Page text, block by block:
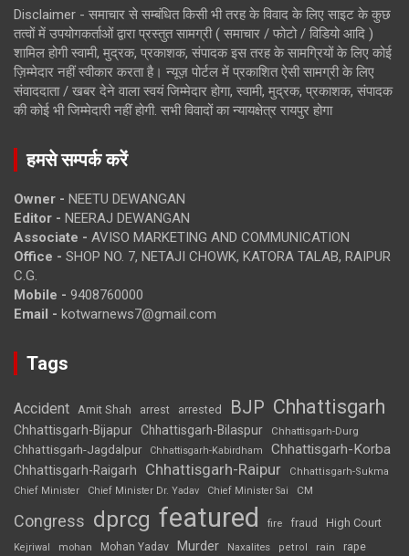
Disclaimer - समाचार से सम्बंधित किसी भी तरह के विवाद के लिए साइट के कुछ
तत्वों में उपयोगकर्ताओं द्वारा प्रस्तुत सामग्री ( समाचार / फोटो / विडियो आदि )
शामिल होगी स्वामी, मुद्रक, प्रकाशक, संपादक इस तरह के सामग्रियों के लिए कोई
ज़िम्मेदार नहीं स्वीकार करता है। न्यूज़ पोर्टल में प्रकाशित ऐसी सामग्री के लिए
संवाददाता / खबर देने वाला स्वयं जिम्मेदार होगा, स्वामी, मुद्रक, प्रकाशक, संपादक
की कोई भी जिम्मेदारी नहीं होगी. सभी विवादों का न्यायक्षेत्र रायपुर होगा
हमसे सम्पर्क करें
Owner - NEETU DEWANGAN
Editor - NEERAJ DEWANGAN
Associate - AVISO MARKETING AND COMMUNICATION
Office - SHOP NO. 7, NETAJI CHOWK, KATORA TALAB, RAIPUR
C.G.
Mobile - 9408760000
Email - kotwarnews7@gmail.com
Tags
Accident Amit Shah arrest arrested BJP Chhattisgarh
Chhattisgarh-Bijapur Chhattisgarh-Bilaspur Chhattisgarh-Durg
Chhattisgarh-Jagdalpur Chhattisgarh-Kabirdham Chhattisgarh-Korba
Chhattisgarh-Raigarh Chhattisgarh-Raipur
Chhattisgarh-Sukma
Chief Minister
Chief Minister Dr. Yadav Chief Minister Sai CM
Congress dprcg featured fire fraud High Court
Kejriwal mohan Mohan Yadav Murder Naxalites petrol rain rape